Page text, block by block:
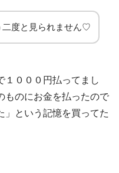
二度と見られません♡
１０００円払ってまし
ものにお金を払ったので
」という記憶を買ってた